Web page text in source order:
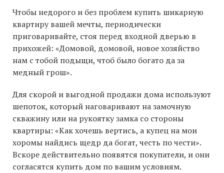
Чтобы недорого и без проблем купить шикарную
квартиру вашей мечты, периодически
приговаривайте, стоя перед входной дверью в
прихожей: «Домовой, домовой, новое хозяйство
нам с тобой подыщи, чтоб было богато да за
медный грош».
Для скорой и выгодной продажи дома используют
шепоток, который наговаривают на замочную
скважину или на рукоятку замка со стороны
квартиры: «Как хочешь вертись, а купец на мои
хоромы найдись щедр да богат, честь по чести».
Вскоре действительно появятся покупатели, и они
согласятся купить дом по вашим условиям.